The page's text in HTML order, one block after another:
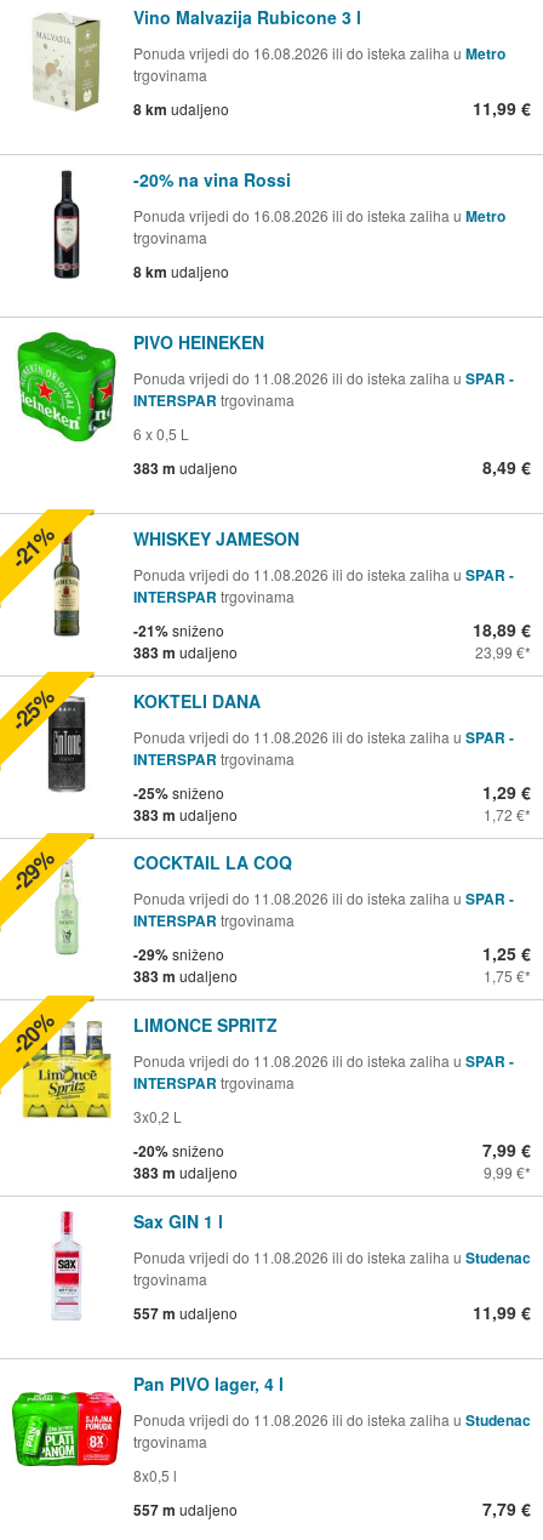
Vino Malvazija Rubicone 3 l
Ponuda vrijedi do 16.08.2026 ili do isteka zaliha u Metro
trgovinama
8 km udaljeno 11,99 €
-20% na vina Rossi
Ponuda vrijedi do 16.08.2026 ili do isteka zaliha u Metro
trgovinama
8 km udaljeno
PIVO HEINEKEN
Ponuda vrijedi do 11.08.2026 ili do isteka zaliha u SPAR -
INTERSPAR trgovinama
6 x 0,5 L
383 m udaljeno 8,49 €
WHISKEY JAMESON
Ponuda vrijedi do 11.08.2026 ili do isteka zaliha u SPAR -
INTERSPAR trgovinama
-21%sniženo
383 m udaljeno
18,89 €
23,99 €
-21%
KOKTELI DANA
Ponuda vrijedi do 11.08.2026 ili do isteka zaliha u SPAR -
INTERSPAR trgovinama
-25%sniženo
383 m udaljeno
1,29 €
1,72 €
-25%
COCKTAIL LA COQ
Ponuda vrijedi do 11.08.2026 ili do isteka zaliha u SPAR -
INTERSPAR trgovinama
-29%sniženo
383 m udaljeno
1,25 €
1,75 €
-29%
LIMONCE SPRITZ
Ponuda vrijedi do 11.08.2026 ili do isteka zaliha u SPAR -
INTERSPAR trgovinama
3x0,2 L
-20%sniženo
383 m udaljeno
7,99 €
9,99 €
-20%
Sax GIN 1 l
Ponuda vrijedi do 11.08.2026 ili do isteka zaliha u Studenac
trgovinama
557 m udaljeno 11,99 €
Pan PIVO lager, 4 l
Ponuda vrijedi do 11.08.2026 ili do isteka zaliha u Studenac
trgovinama
8x0,5 l
557 m udaljeno 7,79 €